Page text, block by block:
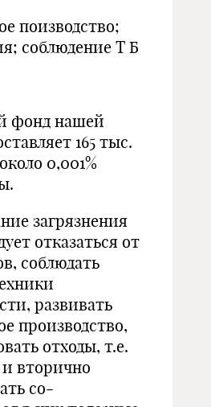
поизводство;
соблюдение Т Б
фонд нашей
165 тыс.
0,001%
загрязнения
отказаться от
со­блюдать
развивать
производ­ство,
отходы, т.е.
и вторично
со­